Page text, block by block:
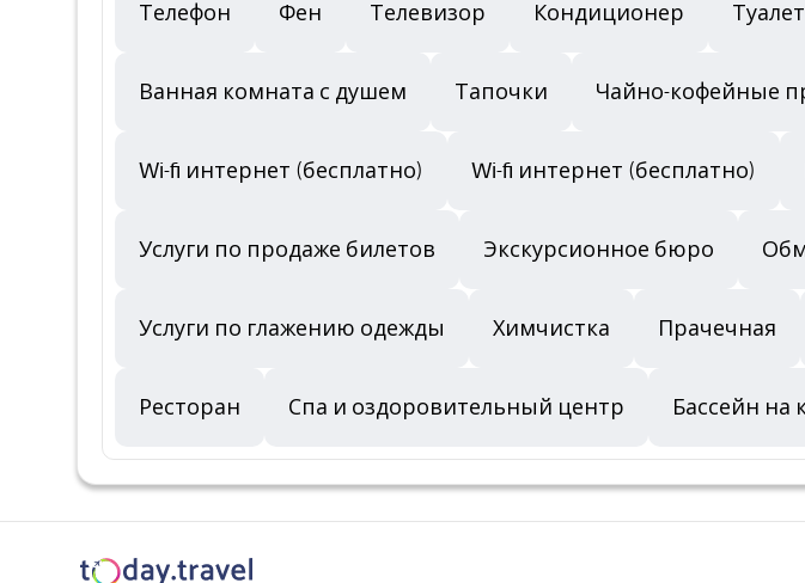
Телефон Фен Телевизор Кондиционер
Ванная комната с душем Тапочки Чайно-кофейные
Wi-fi интернет (бесплатно) Wi-fi интернет (бесплатно)
Услуги по продаже билетов Экскурсионное бюро
Услуги по глажению одежды Химчистка Прачечная
Ресторан Спа и оздоровительный центр Бассейн на